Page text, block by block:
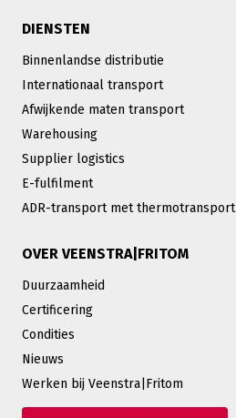
DIENSTEN
Binnenlandse distributie
Internationaal transport
Afwijkende maten transport
Warehousing
Supplier logistics
E-fulfilment
ADR-transport met thermotransport
OVER VEENSTRA|FRITOM
Duurzaamheid
Certificering
Condities
Nieuws
Werken bij Veenstra|Fritom